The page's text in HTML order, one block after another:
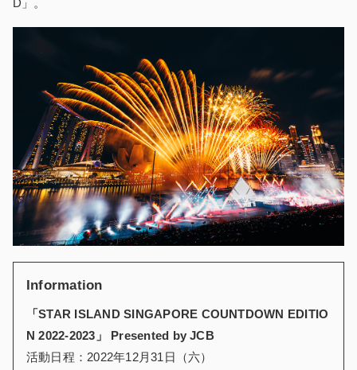
D」。
Information
「STAR ISLAND SINGAPORE COUNTDOWN EDITIO
N 2022-2023 」
Presented by JCB
活動日程：2022年12月31日（六）